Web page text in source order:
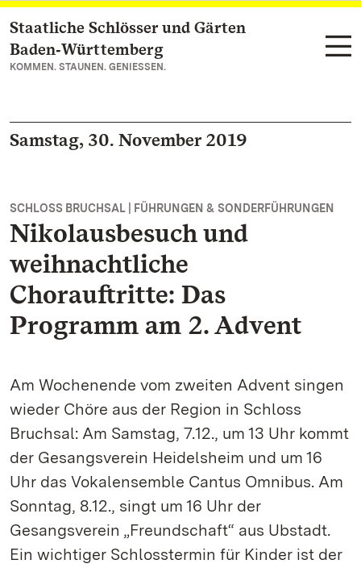
Zum Hauptinhalt springen
Staatliche Schlösser und Gärten
Baden‑Württemberg
KOMMEN. STAUNEN. GENIESSEN.
Samstag, 30. November 2019
SCHLOSS BRUCHSAL | FÜHRUNGEN & SONDERFÜHRUNGEN
Nikolausbesuch und
weihnachtliche
Chorauftritte: Das
Programm am 2. Advent
Am Wochenende vom zweiten Advent singen
wieder Chöre aus der Region in Schloss
Bruchsal: Am Samstag, 7.12., um 13 Uhr kommt
der Gesangsverein Heidelsheim und um 16
Uhr das Vokalensemble Cantus Omnibus. Am
Sonntag, 8.12., singt um 16 Uhr der
Gesangsverein „Freundschaft“ aus Ubstadt.
Ein wichtiger Schlosstermin für Kinder ist der